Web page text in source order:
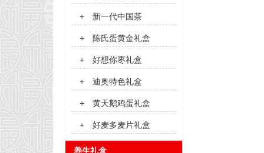
+ 新一代中国茶
+ 陈氏蛋黄金礼盒
+ 好想你枣礼盒
+ 迪奥特色礼盒
+ 黄天鹅鸡蛋礼盒
+ 好麦多麦片礼盒
养生礼盒